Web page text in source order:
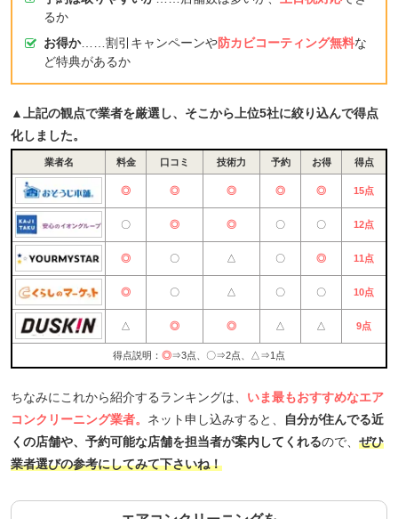
るか
お得か……割引キャンペーンや防カビコーティング無料な
ど特典があるか
▲上記の観点で業者を厳選し、そこから上位5社に絞り込んで得点
化しました。
業者名 料金 口コミ 技術力 予約 お得 得点
◎ ◎ ◎ ◎ ◎ 15点
〇 ◎ ◎ 〇 〇 12点
◎ 〇 △ 〇 ◎ 11点
◎ 〇 △ 〇 〇 10点
△ ◎ ◎ △ △ 9点
得点説明： ◎⇒3点、〇⇒2点、△⇒1点
ちなみにこれから紹介するランキングは、 いま最もおすすめなエア
コンクリーニング業者。 ネット申し込みすると、
自分が住んでる近
くの店舗や、予約可能な店舗を担当者が案内してくれるので、 ぜひ
業者選びの参考にしてみて下さいね！